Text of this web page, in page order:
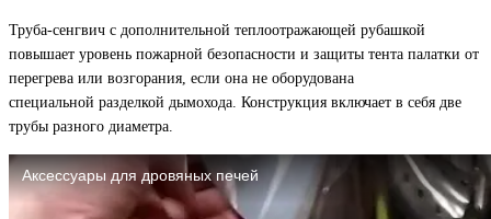
Труба-сенгвич с дополнительной теплоотражающей рубашкой
повышает уровень пожарной безопасности и защиты тента палатки от
перегрева или возгорания, если она не оборудована
специальной разделкой дымохода. Конструкция включает в себя две
трубы разного диаметра.